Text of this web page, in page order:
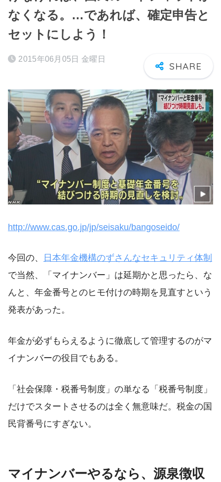
なくなる。…であれば、確定申告と
セットにしよう！
2015年06月05日 金曜日
http://www.cas.go.jp/jp/seisaku/bangoseido/
今回の、
日本年金機構のずさんなセキュリティ体制
で当然、「マイナンバー」は延期かと思ったら、な
んと、年金番号とのヒモ付けの時期を見直すという
発表があった。
年金が必ずもらえるように徹底して管理するのがマ
イナンバーの役目でもある。
「社会保障・税番号制度」の単なる「税番号制度」
だけでスタートさせるのは全く無意味だ。税金の国
民背番号にすぎない。
マイナンバーやるなら、源泉徴収